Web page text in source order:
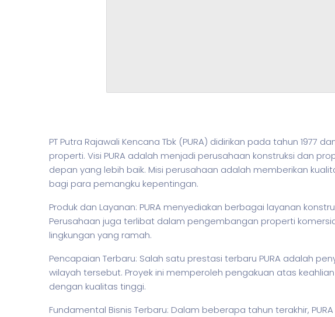
PT Putra Rajawali Kencana Tbk (PURA) didirikan pada tahun
properti. Visi PURA adalah menjadi perusahaan konstruksi dan
depan yang lebih baik. Misi perusahaan adalah memberikan
bagi para pemangku kepentingan.
Produk dan Layanan: PURA menyediakan berbagai layanan
Perusahaan juga terlibat dalam pengembangan properti
lingkungan yang ramah.
Pencapaian Terbaru: Salah satu prestasi terbaru PURA adalah
wilayah tersebut. Proyek ini memperoleh pengakuan atas
dengan kualitas tinggi.
Fundamental Bisnis Terbaru: Dalam beberapa tahun terakhir,